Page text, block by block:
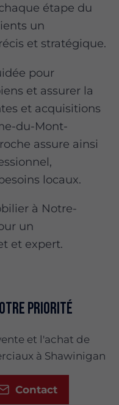
étape du
un
et stratégique.
pour
et assurer la
et acquisitions
du-Mont-
assure ainsi
locaux.
à Notre-
un
et expert.
priorité
et l'achat de
à Shawinigan
Contact